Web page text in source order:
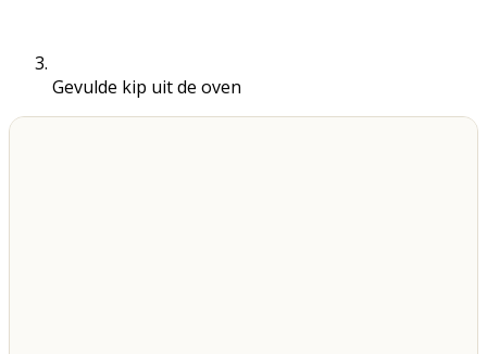
Gevulde kip uit de oven